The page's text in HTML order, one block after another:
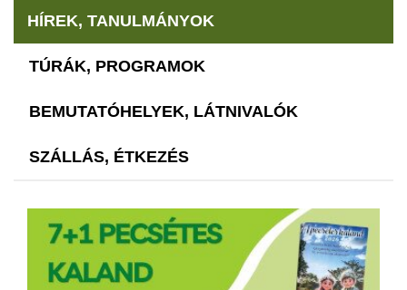
HÍREK, TANULMÁNYOK
TÚRÁK, PROGRAMOK
BEMUTATÓHELYEK, LÁTNIVALÓK
SZÁLLÁS, ÉTKEZÉS